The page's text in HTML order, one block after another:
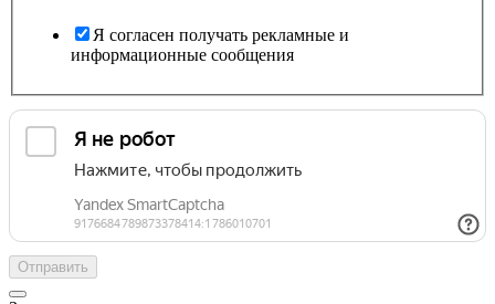
Я согласен получать рекламные и
информационные сообщения
Отправить